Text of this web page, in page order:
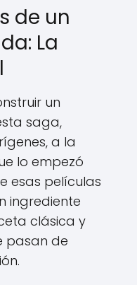
de un
La
un
saga,
a la
lo empezó
esas películas
ingrediente
clásica y
pasan de